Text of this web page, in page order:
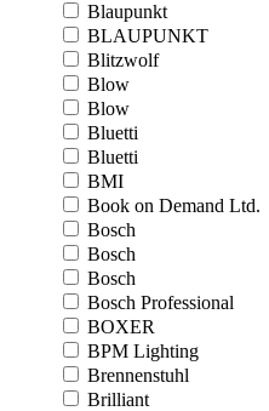
Blaupunkt
BLAUPUNKT
Blitzwolf
Blow
Blow
Bluetti
Bluetti
BMI
Book on Demand Ltd.
Bosch
Bosch
Bosch
Bosch Professional
BOXER
BPM Lighting
Brennenstuhl
Brilliant